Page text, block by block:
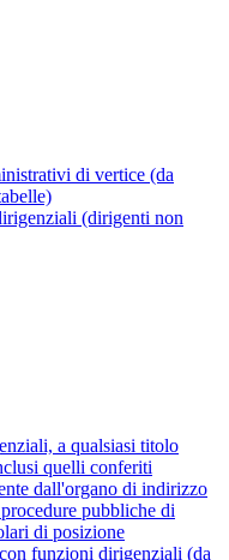
di vertice (da
(dirigenti non
a qualsiasi titolo
quelli conferiti
dall'organo di indirizzo
pubbliche di
di posizione
funzioni dirigenziali (da